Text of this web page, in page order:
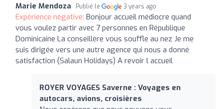
Marie Mendoza Publié le 3 years ago
Expérience négative: Bonjour accueil médiocre quand
vous voulez partir avec 7 personnes en République
Dominicaine La conseillère vous souffle au nez Je me
suis dirigée vers une autre agence qui nous a donné
satisfaction (Salaun Holidays) A revoir l accueil
ROYER VOYAGES Saverne : Voyages en
autocars, avions, croisières